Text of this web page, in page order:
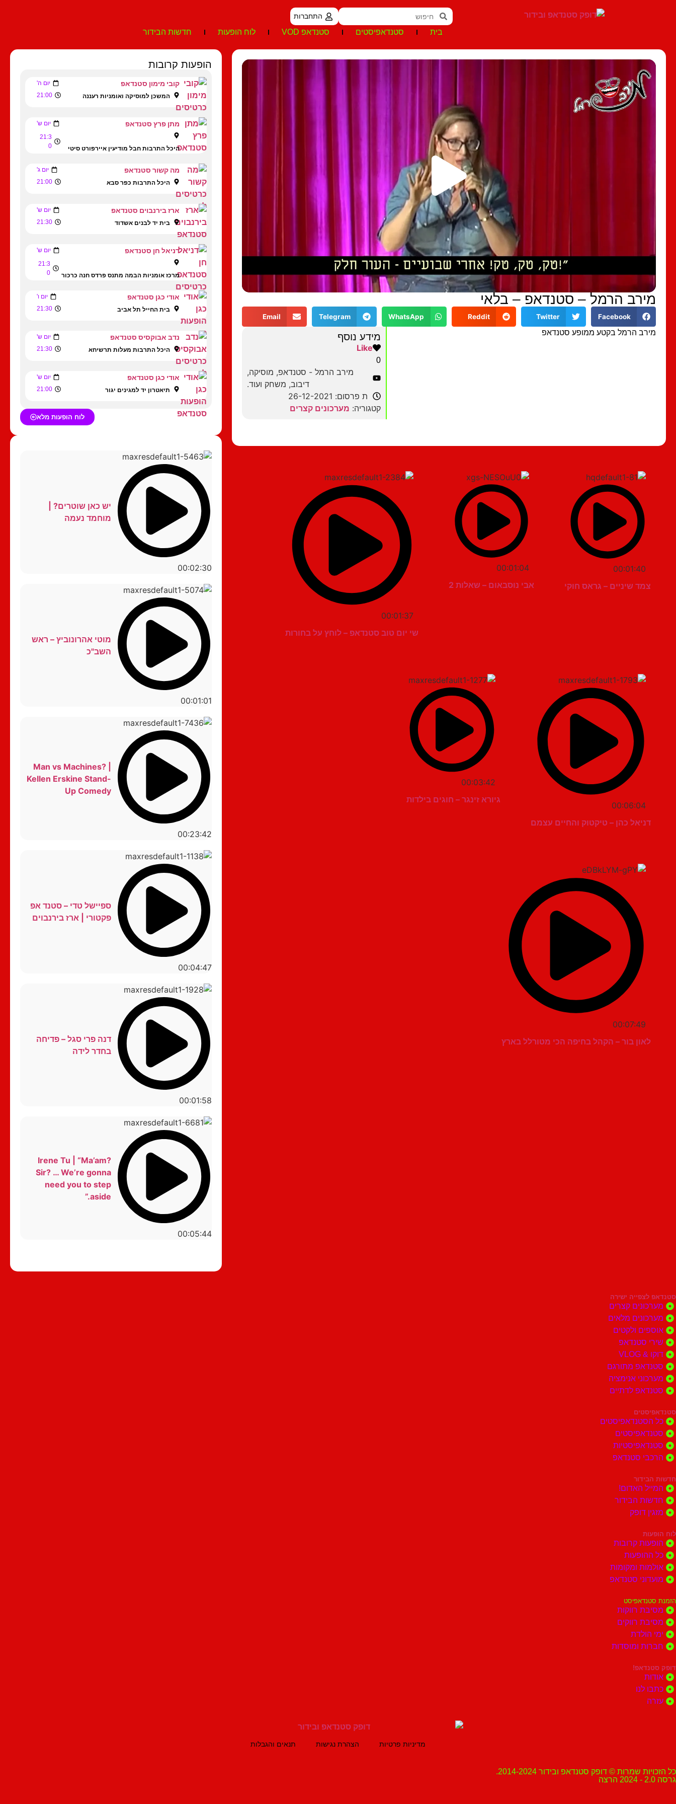
התחברות
בית סטנדאפיסטים סטנדאפ VOD לוח הופעות חדשות הבידור
מירב הרמל – סטנדאפ – בלאי
Facebook
Twitter
Reddit
WhatsApp
Telegram
Email
מירב הרמל בקטע ממופע סטנדאפ מידע נוסף
Like
0
מירב הרמל - סטנדאפ, מוסיקה,
דיבוב, משחק ועוד.
ת פרסום: 26-12-2021
קטגוריה: מערכונים קצרים
00:01:40
צמד שיניים – גראס חוקי
00:01:04
אבי נוסבאום – שאלות 2
00:01:37
שי יום טוב סטנדאפ – לוחץ על בחורות
00:06:04
דניאל כהן – טיקטוק והחיים עצמם
00:03:42
גיורא זינגר – חוגים בילדות
00:07:49
לאון בור – הקהל בחיפה הכי מטורלל בארץ
הופעות קרובות
קובי מימון סטנדאפ יום ה'
המשכן למוסיקה ואומניות רעננה 21:00
מתן פרץ סטנדאפ יום ש'
היכל התרבות חבל מודיעין איירפורט סיטי
21:3
0
מה קשור סטנדאפ יום ג'
היכל התרבות כפר סבא 21:00
ארז בירנבוים סטנדאפ יום ש'
בית יד לבנים אשדוד 21:30
דניאל חן סטנדאפ יום ש'
מרכז אומניות הבמה מתנס פרדס חנה כרכור
21:3
0
אודי כגן סטנדאפ יום ו'
בית החייל תל אביב 21:30
נדב אבוקסיס סטנדאפ יום ש'
היכל התרבות מעלות תרשיחא 21:30
אודי כגן סטנדאפ יום ש'
תיאטרון יד למגינים יגור 21:00
לוח הופעות מלא
00:02:30
יש כאן שוטרים? |
מוחמד נעמה
00:01:01
מוטי אהרונוביץ – ראש
השב"כ
00:23:42
Man vs Machines? |
Kellen Erskine Stand-
Up Comedy
00:04:47
ספיישל טדי – סטנד אפ
פקטורי | ארז בירנבוים
00:01:58
דנה פרי סגל – פדיחה
בחדר לידה
00:05:44
Irene Tu | “Ma’am?
Sir? … We’re gonna
need you to step
aside.”
סטנדאפ לצפייה ישירה
מערכונים קצרים
מערכונים מלאים
אוספים ולקטים
שירי סטנדאפ
דוקו & VLOG
סטנדאפ מתורגם
מערכוני אנימציה
סטנדאפ לדתיים
סטנדאפיסטים
כל הסטנדאפיסטים
סטנדאפיסטים
סטנדאפיסטיות
הרכבי סטנדאפ
חדשות הבידור
המייל האדום!
חדשות הבידור
מזגין דופק
לוח הופעות
הופעות קרובות
כל ההופעות
אולמות ומקומות
מועדוני סטנדאפ
הזמנת סטנדאפיסט
מסיבת רווקות
מסיבת רווקים
ימי הולדת
חברות ומוסדות
דופק סטנדאפ!
אודות
כתבו לנו
עזרה
מדיניות פרטיות הצהרת נגישות תנאים והגבלות
כל הזכויות שמרות © דופק סטנדאפ ובידור 2014-2024.
גרסה 2.0 - 2024 הרצה